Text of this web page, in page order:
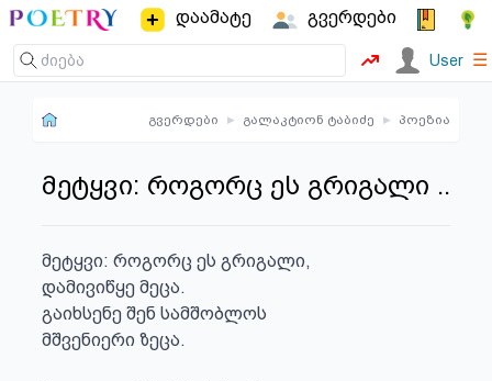
დაამატე გვერდები
User ☰
გვერდები ▸ გალაკტიონ ტაბიძე ▸ პოეზია
მეტყვი: როგორც ეს გრიგალი ..
მეტყვი: როგორც ეს გრიგალი,
დამივიწყე მეცა.
გაიხსენე შენ სამშობლოს
მშვენიერი ზეცა.